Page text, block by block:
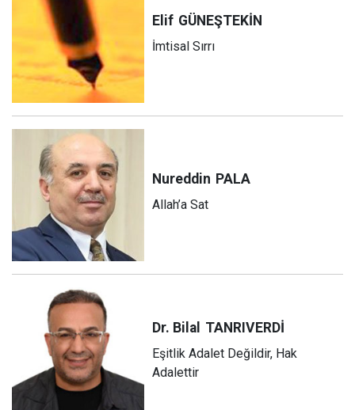
Elif GÜNEŞTEKİN
İmtisal Sırrı
Nureddin PALA
Allah’a Sat
Dr. Bilal TANRIVERDİ
Eşitlik Adalet Değildir, Hak
Adalettir